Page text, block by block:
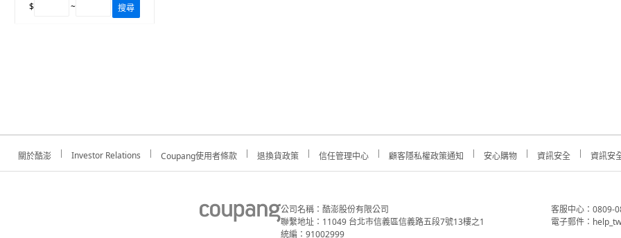
$ ~ 搜尋
關於酷澎 Investor Relations Coupang使用者條款 退換貨政策 信任管理中心 顧客隱私權政策通知 安心購物 資訊安全 資訊安
公司名稱：酷澎股份有限公司
聯繫地址：11049 台北市信義區信義路五段7號13樓之1
統編：91002999
客服中心：0809-
電子郵件：